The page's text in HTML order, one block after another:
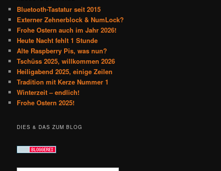
Bluetooth-Tastatur seit 2015
Externer Zehnerblock & NumLock?
Frohe Ostern auch im Jahr 2026!
Heute Nacht fehlt 1 Stunde
Alte Raspberry Pis, was nun?
Tschüss 2025, willkommen 2026
Heiligabend 2025, einige Zeilen
Tradition mit Kerze Nummer 1
Winterzeit – endlich!
Frohe Ostern 2025!
DIES & DAS ZUM BLOG